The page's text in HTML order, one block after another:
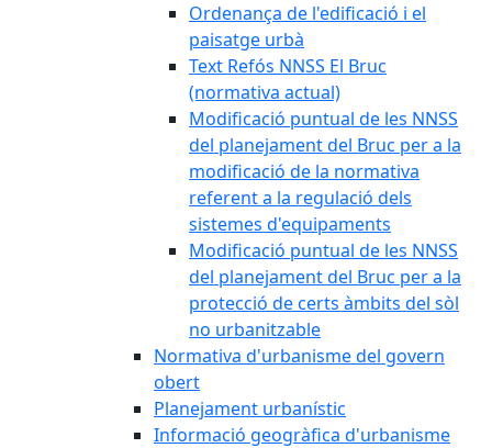
Ordenança de l'edificació i el
paisatge urbà
Text Refós NNSS El Bruc
(normativa actual)
Modificació puntual de les NNSS
del planejament del Bruc per a la
modificació de la normativa
referent a la regulació dels
sistemes d'equipaments
Modificació puntual de les NNSS
del planejament del Bruc per a la
protecció de certs àmbits del sòl
no urbanitzable
Normativa d'urbanisme del govern
obert
Planejament urbanístic
Informació geogràfica d'urbanisme